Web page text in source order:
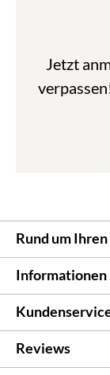
Jetzt
Rund um
Informationen
Reviews